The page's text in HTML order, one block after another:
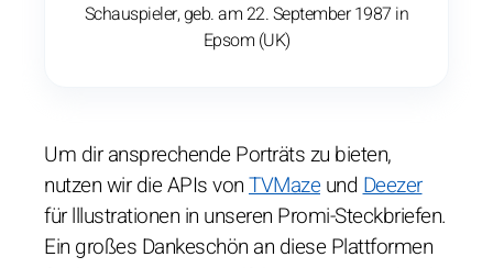
Schauspieler, geb. am 22. September 1987 in
Epsom (UK)
Um dir ansprechende Porträts zu bieten,
nutzen wir die APIs vonTVMazeundDeezer
für lllustrationen in unseren Promi-Steckbriefen.
Ein großes Dankeschön an diese Plattformen